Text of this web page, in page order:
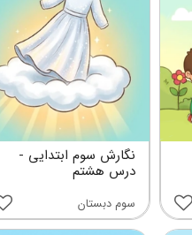
نگارش سوم ابتدایی -
درس هشتم
سوم دبستان